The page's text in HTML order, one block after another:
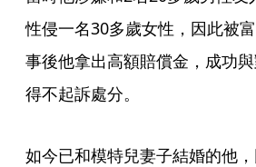
性侵一名30多歲女性，因此被
事後他拿出高額賠償金，成功
得不起訴處分。
如今已和模特兒妻子結婚的他